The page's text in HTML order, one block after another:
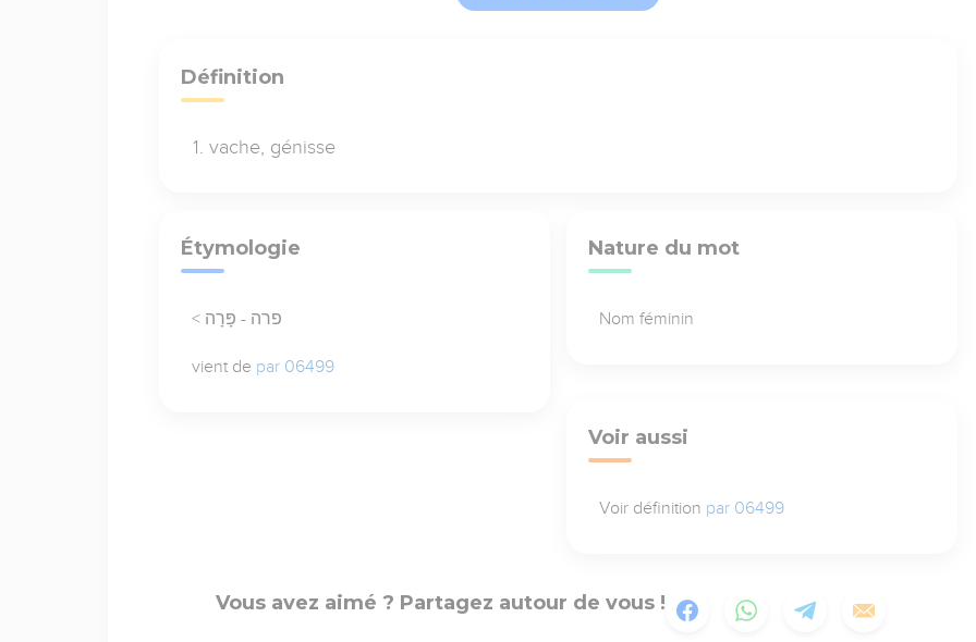
Définition
vache, génisse
Étymologie
< פרה - פָּרָה
vient de par 06499
Nature du mot
Nom féminin
Voir aussi
Voir définition par 06499
Vous avez aimé ? Partagez autour de vous !